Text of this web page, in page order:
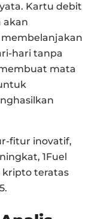
Kartu debit
akan
hari tanpa
mata
fitur inovatif,
1Fuel
kripto teratas